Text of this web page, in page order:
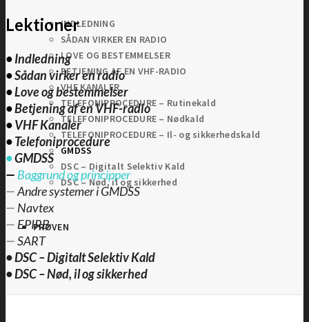
INDLEDNING
SÅDAN VIRKER EN RADIO
LOVE OG BESTEMMELSER
BETJENING AF EN VHF-RADIO
VHF KANALER
TELEFONIPROCEDURE – Rutinekald
TELEFONIPROCEDURE – Nødkald
TELEFONIPROCEDURE – Il- og sikkerhedskald
GMDSS
DSC – Digitalt Selektiv Kald
DSC – Nød, il og sikkerhed
PRØVEN
Lektioner
•Indledning
•Sådan virker en radio
•Love og bestemmelser
•Betjening af en VHF-radio
•VHF Kanaler
•Telefoniprocedure
•GMDSS
— Baggrund og principper
—Andre systemer i GMDSS
— Navtex
— EPIRB
—SART
•DSC – Digitalt Selektiv Kald
•DSC – Nød, il og sikkerhed